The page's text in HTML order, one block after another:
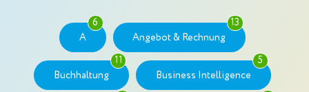
6
A
13
Angebot & Rechnung
11
Buchhaltung
5
Business Intelligence